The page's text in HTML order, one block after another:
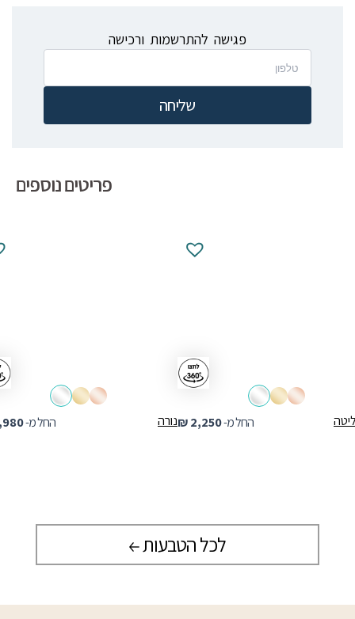
פגישה להתרשמות ורכישה
שליחה
פריטים נוספים
החל מ- נורה החל מ- ₪2,250
לכל הטבעות